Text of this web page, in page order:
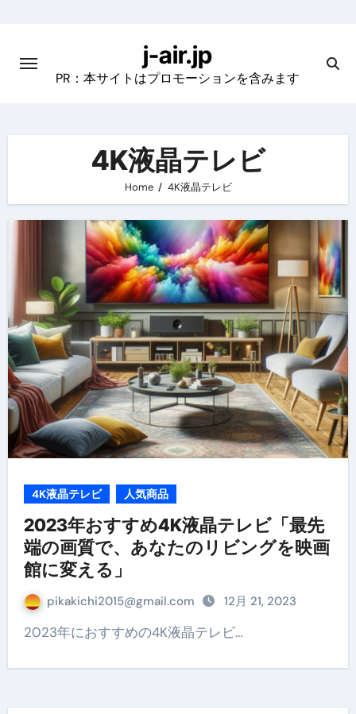
content
j-air.jp
PR：本サイトはプロモーションを含みます
4K液晶テレビ
Home 4K液晶テレビ
4K液晶テレビ 人気商品
2023年おすすめ4K液晶テレビ「最先
端の画質で、あなたのリビングを映画
館に変える」
pikakichi2015@gmail.com 12月 21, 2023
2023年におすすめの4K液晶テレビ…